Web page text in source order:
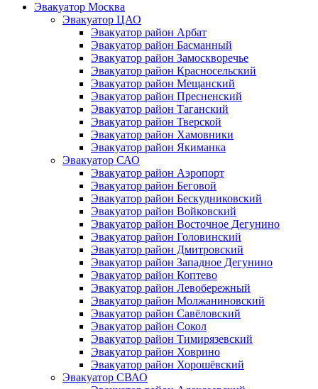
Эвакуатор Москва
Эвакуатор ЦАО
Эвакуатор район Арбат
Эвакуатор район Басманный
Эвакуатор район Замоскворечье
Эвакуатор район Красносельский
Эвакуатор район Мещанский
Эвакуатор район Пресненский
Эвакуатор район Таганский
Эвакуатор район Тверской
Эвакуатор район Хамовники
Эвакуатор район Якиманка
Эвакуатор САО
Эвакуатор район Аэропорт
Эвакуатор район Беговой
Эвакуатор район Бескудниковский
Эвакуатор район Войковский
Эвакуатор район Восточное Дегунино
Эвакуатор район Головинский
Эвакуатор район Дмитровский
Эвакуатор район Западное Дегунино
Эвакуатор район Коптево
Эвакуатор район Левобережный
Эвакуатор район Молжаниновский
Эвакуатор район Савёловский
Эвакуатор район Сокол
Эвакуатор район Тимирязевский
Эвакуатор район Ховрино
Эвакуатор район Хорошёвский
Эвакуатор СВАО